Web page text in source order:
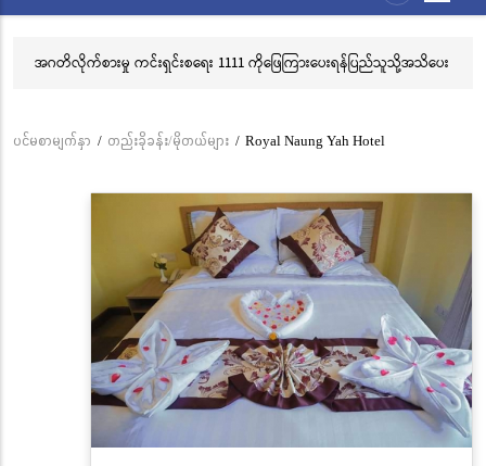
အဂတိလိုက်စားမှု ကင်းရှင်းစရေး 1111 ကိုဖြေကြားပေးရန်ပြည်သူသို့အသိပေး
Breadcrumb
ပင်မစာမျက်နှာ / တည်းခိုခန်း/မိုတယ်များ / Royal Naung Yah Hotel